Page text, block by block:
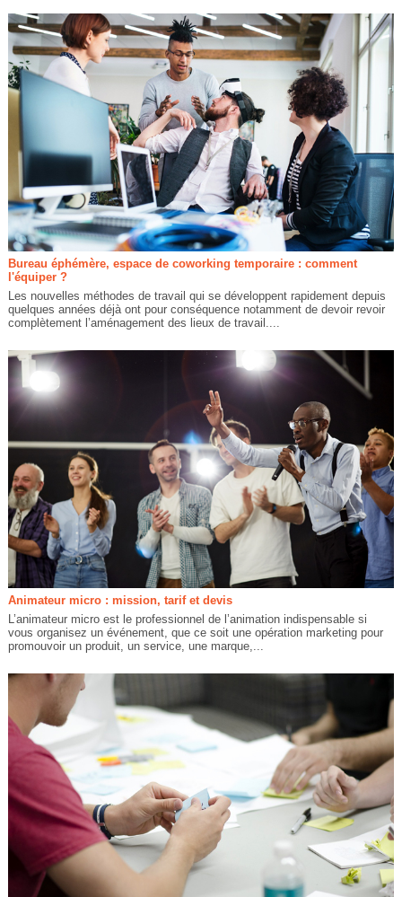
Bureau éphémère, espace de coworking temporaire : comment
l'équiper ?
Les nouvelles méthodes de travail qui se développent rapidement depuis
quelques années déjà ont pour conséquence notamment de devoir revoir
complètement l’aménagement des lieux de travail....
Animateur micro : mission, tarif et devis
L’animateur micro est le professionnel de l’animation indispensable si
vous organisez un événement, que ce soit une opération marketing pour
promouvoir un produit, un service, une marque,...